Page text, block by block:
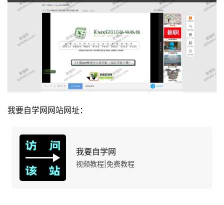
我要自学网网站网址：
我要自学网
视频教程|免费教程